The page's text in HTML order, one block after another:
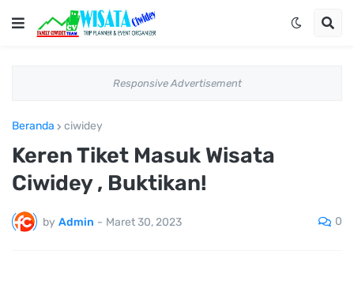
Responsive Advertisement
Beranda ciwidey
Keren Tiket Masuk Wisata
Ciwidey , Buktikan!
by Admin - Maret 30, 2023 0